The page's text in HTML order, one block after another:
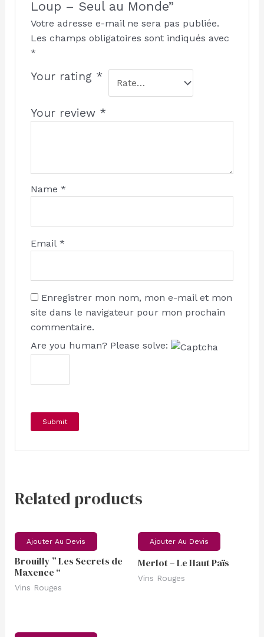
Loup – Seul au Monde”
Votre adresse e-mail ne sera pas publiée.
Les champs obligatoires sont indiqués avec
*
Your rating *
Your review *
Name*
Email*
Enregistrer mon nom, mon e-mail et mon
site dans le navigateur pour mon prochain
commentaire.
Are you human? Please solve:
Related products
Ajouter Au Devis
Brouilly ” Les Secrets de
Maxence “
Vins Rouges
Ajouter Au Devis
Merlot – Le Haut Païs
Vins Rouges